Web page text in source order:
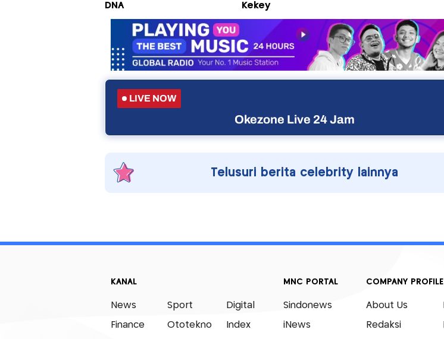
DNA
Kekey
LIVE NOW
Okezone Live 24 Jam
Telusuri berita celebrity lainnya
KANAL
News
Finance
Sport
Ototekno
Digital
Index
MNC PORTAL
Sindonews
iNews
COMPANY PROFILE
About Us
Redaksi